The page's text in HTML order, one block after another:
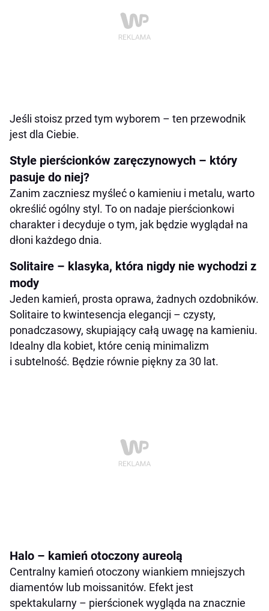
Jeśli stoisz przed tym wyborem – ten przewodnik
jest dla Ciebie.
Style pierścionków zaręczynowych – który
pasuje do niej?
Zanim zaczniesz myśleć o kamieniu i metalu, warto
określić ogólny styl. To on nadaje pierścionkowi
charakter i decyduje o tym, jak będzie wyglądał na
dłoni każdego dnia.
Solitaire – klasyka, która nigdy nie wychodzi z
mody
Jeden kamień, prosta oprawa, żadnych ozdobników.
Solitaire to kwintesencja elegancji – czysty,
ponadczasowy, skupiający całą uwagę na kamieniu.
Idealny dla kobiet, które cenią minimalizm
i subtelność. Będzie równie piękny za 30 lat.
Halo – kamień otoczony aureolą
Centralny kamień otoczony wiankiem mniejszych
diamentów lub moissanitów. Efekt jest
spektakularny – pierścionek wygląda na znacznie